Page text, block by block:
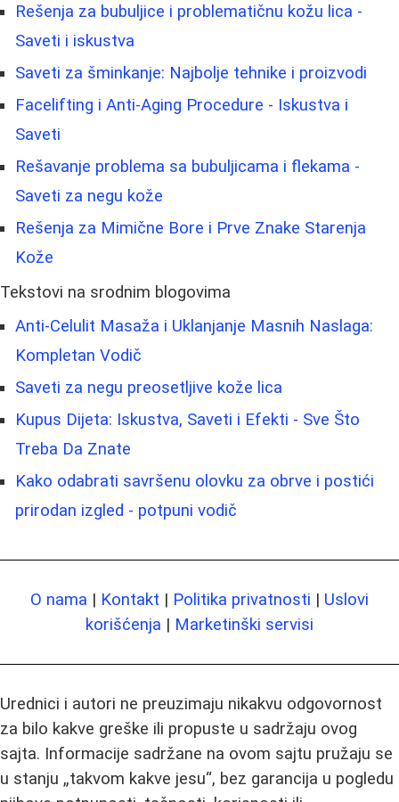
Rešenja za bubuljice i problematičnu kožu lica -
Saveti i iskustva
Saveti za šminkanje: Najbolje tehnike i proizvodi
Facelifting i Anti-Aging Procedure - Iskustva i
Saveti
Rešavanje problema sa bubuljicama i flekama -
Saveti za negu kože
Rešenja za Mimične Bore i Prve Znake Starenja
Kože
Tekstovi na srodnim blogovima
Anti-Celulit Masaža i Uklanjanje Masnih Naslaga:
Kompletan Vodič
Saveti za negu preosetljive kože lica
Kupus Dijeta: Iskustva, Saveti i Efekti - Sve Što
Treba Da Znate
Kako odabrati savršenu olovku za obrve i postići
prirodan izgled - potpuni vodič
O nama | Kontakt | Politika privatnosti | Uslovi
korišćenja | Marketinški servisi
Urednici i autori ne preuzimaju nikakvu odgovornost
za bilo kakve greške ili propuste u sadržaju ovog
sajta. Informacije sadržane na ovom sajtu pružaju se
u stanju „takvom kakve jesu“, bez garancija u pogledu